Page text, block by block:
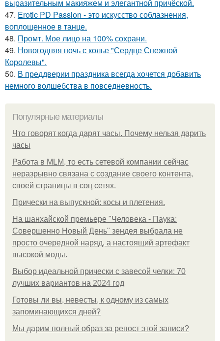
выразительным макияжем и элегантной причёской.
47. Erotic PD Passion - это искусство соблазнения,
воплощенное в танце.
48. Промт. Мое лицо на 100% сохрани.
49. Новогодняя ночь с колье "Сердце Снежной
Королевы".
50. В преддверии праздника всегда хочется добавить
немного волшебства в повседневность.
Популярные материалы
Что говорят когда дарят часы. Почему нельзя дарить
часы
Работа в MLM, то есть сетевой компании сейчас
неразрывно связана с создание своего контента,
своей страницы в соц сетях.
Прически на выпускной: косы и плетения.
На шанхайской премьере "Человека - Паука:
Совершенно Новый День" зендея выбрала не
просто очередной наряд, а настоящий артефакт
высокой моды.
Выбор идеальной прически с завесой челки: 70
лучших вариантов на 2024 год
Готовы ли вы, невесты, к одному из самых
запоминающихся дней?
Мы дарим полный образ за репост этой записи?